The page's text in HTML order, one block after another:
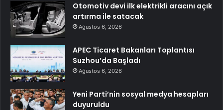
Otomotiv devi ilk elektrikli aracını açık
artırma ile satacak
Ağustos 6, 2026
APEC Ticaret Bakanları Toplantısı
Suzhou’da Başladı
Ağustos 6, 2026
Yeni Parti’nin sosyal medya hesapları
duyuruldu